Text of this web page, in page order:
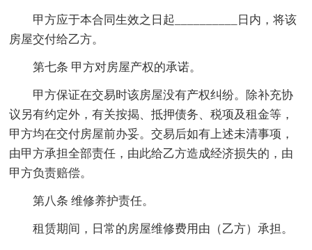
甲方应于本合同生效之日起__________日内，将该
房屋交付给乙方。
第七条 甲方对房屋产权的承诺。
甲方保证在交易时该房屋没有产权纠纷。除补充协
议另有约定外，有关按揭、抵押债务、税项及租金等，
甲方均在交付房屋前办妥。交易后如有上述未清事项，
由甲方承担全部责任，由此给乙方造成经济损失的，由
甲方负责赔偿。
第八条 维修养护责任。
租赁期间，日常的房屋维修费用由（乙方）承担。